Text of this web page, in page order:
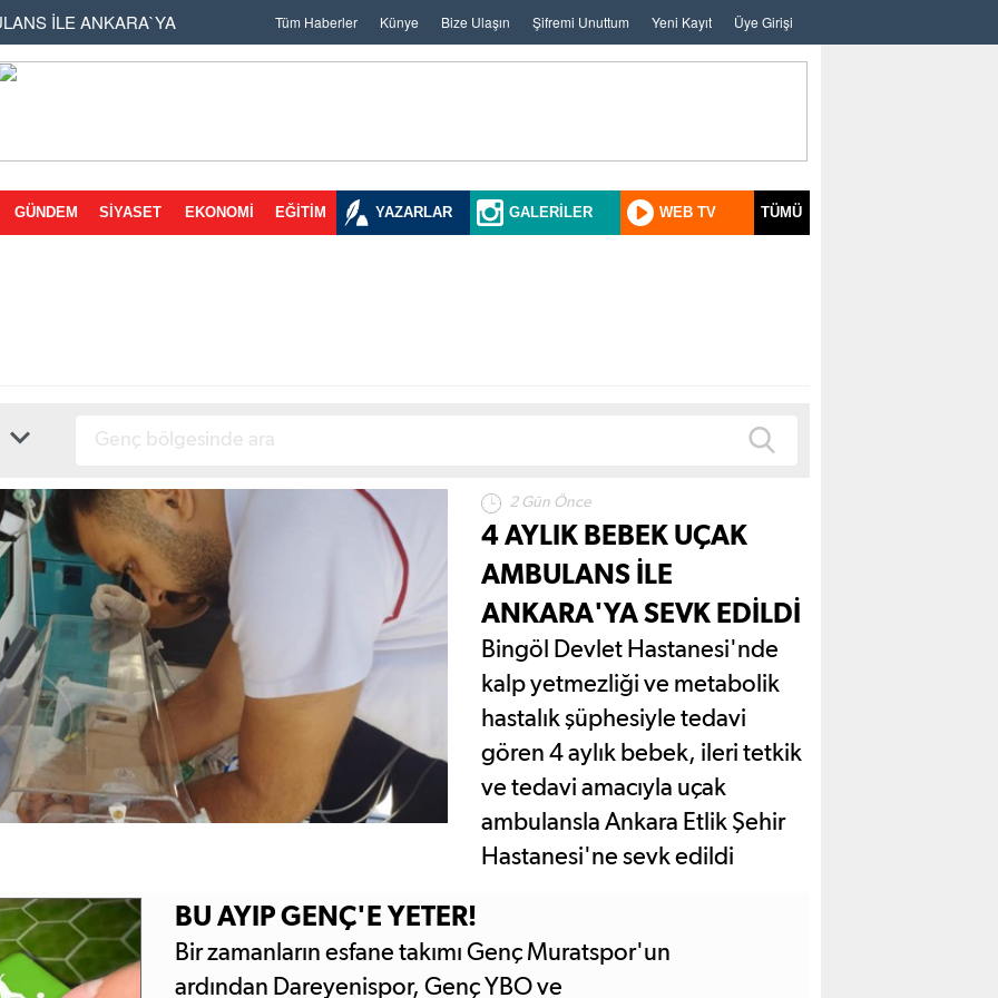
İLE ANKARA`YA
SONRA TEMİZLİK
333 BİN 144 TL
BAL PORSUĞU ÖLÜ
BİRLİGİNE ZİYARET
DARBE 2
BESİ ÇİFTİLİĞİNDE
ŞÜPHELİ YAKALANDI
SPOR SALONU İÇİN
7 TUTUKLAMA
Tüm Haberler Künye Bize Ulaşın Şifremi Unuttum Yeni Kayıt Üye Girişi
GÜNDEM SİYASET EKONOMİ EĞİTİM YAZARLAR GALERİLER WEB TV TÜMÜ
2 Gün Önce
4 AYLIK BEBEK UÇAK
AMBULANS İLE
ANKARA'YA SEVK EDİLDİ
Bingöl Devlet Hastanesi'nde
kalp yetmezliği ve metabolik
hastalık şüphesiyle tedavi
gören 4 aylık bebek, ileri tetkik
ve tedavi amacıyla uçak
ambulansla Ankara Etlik Şehir
Hastanesi'ne sevk edildi
BU AYIP GENÇ'E YETER!
Bir zamanların esfane takımı Genç Muratspor'un
ardından Dareyenispor, Genç YBO ve